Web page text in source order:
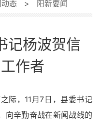
态 > 阳新要闻
记杨波贺信
作者
际，11月7日，县委书记
向辛勤奋战在新闻战线的